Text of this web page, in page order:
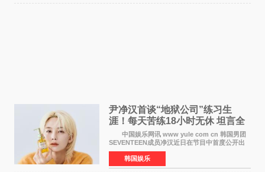
尹净汉首谈“地狱公司”练习生
涯！每天苦练18小时无休 坦言全
靠成员撑过来
中国娱乐网讯 www yule com cn 韩国男团
SEVENTEEN成员净汉近日在节目中首度公开出
道前的残酷练习生经历，并提及经纪公司Pledis
娱乐，引发广泛关注。 在8月2日播出的日本
TBS综艺节目《周
韩国娱乐